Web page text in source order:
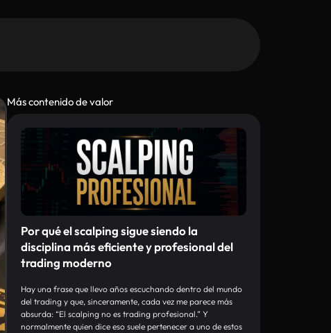
Más contenido de valor
Por qué el scalping sigue siendo la
disciplina más eficiente y profesional del
trading moderno
Hay una frase que llevo años escuchando dentro del mundo
del trading y que, sinceramente, cada vez me parece más
absurda: “El scalping no es trading profesional.” Y
normalmente quien dice eso suele pertenecer a uno de estos